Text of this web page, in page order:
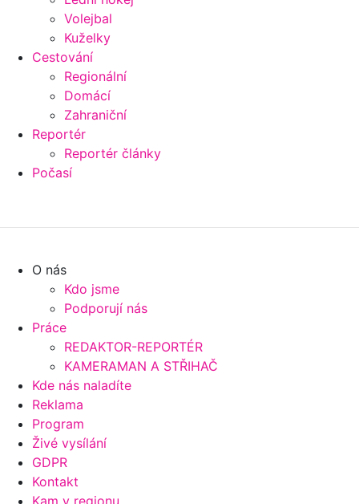
Volejbal
Kuželky
Cestování
Regionální
Domácí
Zahraniční
Reportér
Reportér články
Počasí
O nás
Kdo jsme
Podporují nás
Práce
REDAKTOR-REPORTÉR
KAMERAMAN A STŘIHAČ
Kde nás naladíte
Reklama
Program
Živé vysílání
GDPR
Kontakt
Kam v regionu